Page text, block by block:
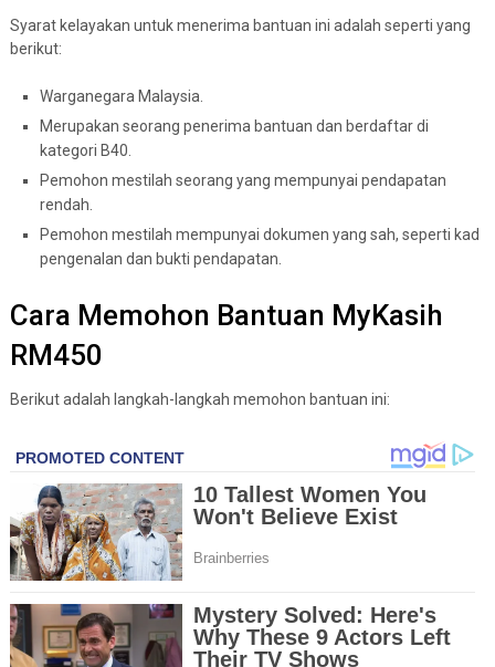
Syarat kelayakan untuk menerima bantuan ini adalah seperti yang
berikut:
Warganegara Malaysia.
Merupakan seorang penerima bantuan dan berdaftar di
kategori B40.
Pemohon mestilah seorang yang mempunyai pendapatan
rendah.
Pemohon mestilah mempunyai dokumen yang sah, seperti kad
pengenalan dan bukti pendapatan.
Cara Memohon Bantuan MyKasih
RM450
Berikut adalah langkah-langkah memohon bantuan ini: